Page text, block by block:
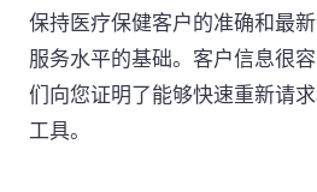
保持医疗保健客户的准确和最
服务水平的基础。客户信息很
们向您证明了能够快速重新请
工具。